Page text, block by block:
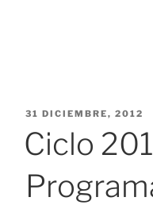
PUBLICADO
31 DICIEMBRE, 2012
Ciclo